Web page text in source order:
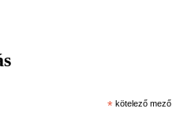
* kötelező mező